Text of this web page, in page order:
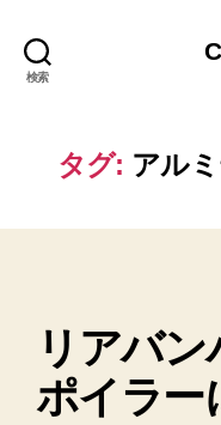
検索
タグ: アル
リアバ
ポイラー